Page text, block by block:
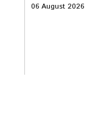
06 August 2026